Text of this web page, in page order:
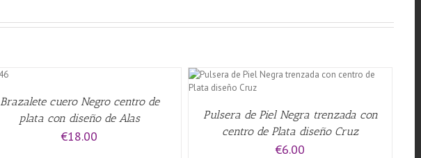
Brazalete cuero Negro centro de
plata con diseño de Alas
€18.00
Pulsera de Piel Negra trenzada con
centro de Plata diseño Cruz
€6.00